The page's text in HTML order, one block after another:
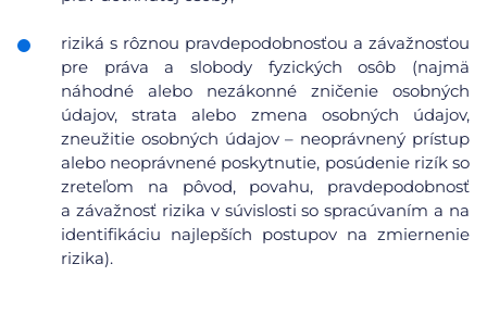
riziká s rôznou pravdepodobnosťou a závažnosťou
pre práva a slobody fyzických osôb (najmä
náhodné alebo nezákonné zničenie osobných
údajov, strata alebo zmena osobných údajov,
zneužitie osobných údajov – neoprávnený prístup
alebo neoprávnené poskytnutie, posúdenie rizík so
zreteľom na pôvod, povahu, pravdepodobnosť
a závažnosť rizika v súvislosti so spracúvaním a na
identifikáciu najlepších postupov na zmiernenie
rizika).